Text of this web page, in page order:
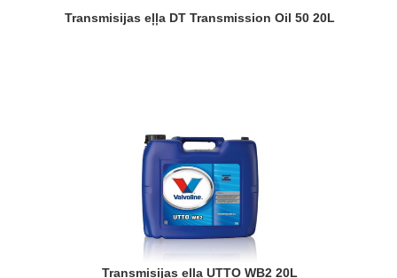
Transmisijas eļļa DT Transmission Oil 50 20L
Transmisijas eļļa UTTO WB2 20L